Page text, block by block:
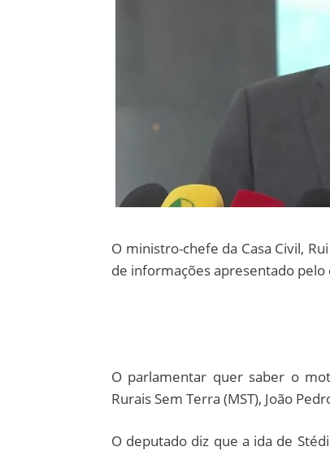
O ministro-chefe da Casa Civil,
de informações apresentado pelo
O parlamentar quer saber o
Rurais Sem Terra (MST), João
O deputado diz que a ida de